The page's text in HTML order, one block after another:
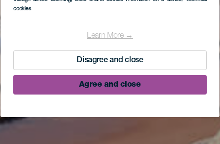
cookies
Learn More →
Disagree and close
Agree and close